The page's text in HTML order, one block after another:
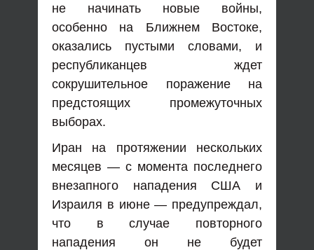
не начинать новые войны,
особенно на Ближнем Востоке,
оказались пустыми словами, и
республиканцев ждет
сокрушительное поражение на
предстоящих промежуточных
выборах.
Иран на протяжении нескольких
месяцев — с момента последнего
внезапного нападения США и
Израиля в июне — предупреждал,
что в случае повторного
нападения он не будет